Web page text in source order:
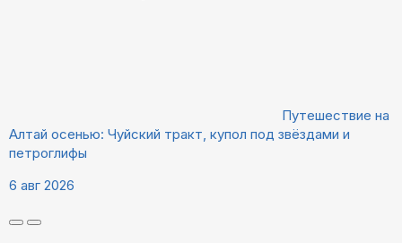
Путешествие на
Алтай осенью: Чуйский тракт, купол под звёздами и
петроглифы
6 авг 2026